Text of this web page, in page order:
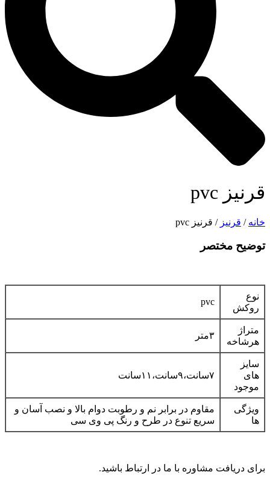
قرنیز pvc
خانه / قرنیز / قرنیز pvc
توضیح مختصر
نوع
روکش
pvc
متراژ
هرشاخه
۳متر
سایز
های
موجود
۷سانت،۹سانت،۱۱سانت
ویژگی
ها
مقاوم در برابر نم و رطوبت دوام بالا و نصب آسان و
سریع تنوع در طرح و رنگ پی وی سی
برای دریافت مشاوره با ما در ارتباط باشید.